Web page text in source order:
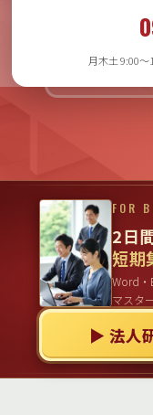
月木土 9:00
FOR
2日
短期
Word
マスタ
▶ 法人